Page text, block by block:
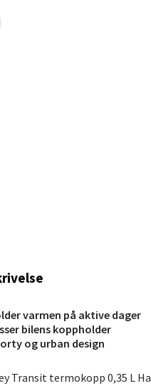
varmen på aktive dager
bilens koppholder
og urban design
Transit termokopp 0,35 L